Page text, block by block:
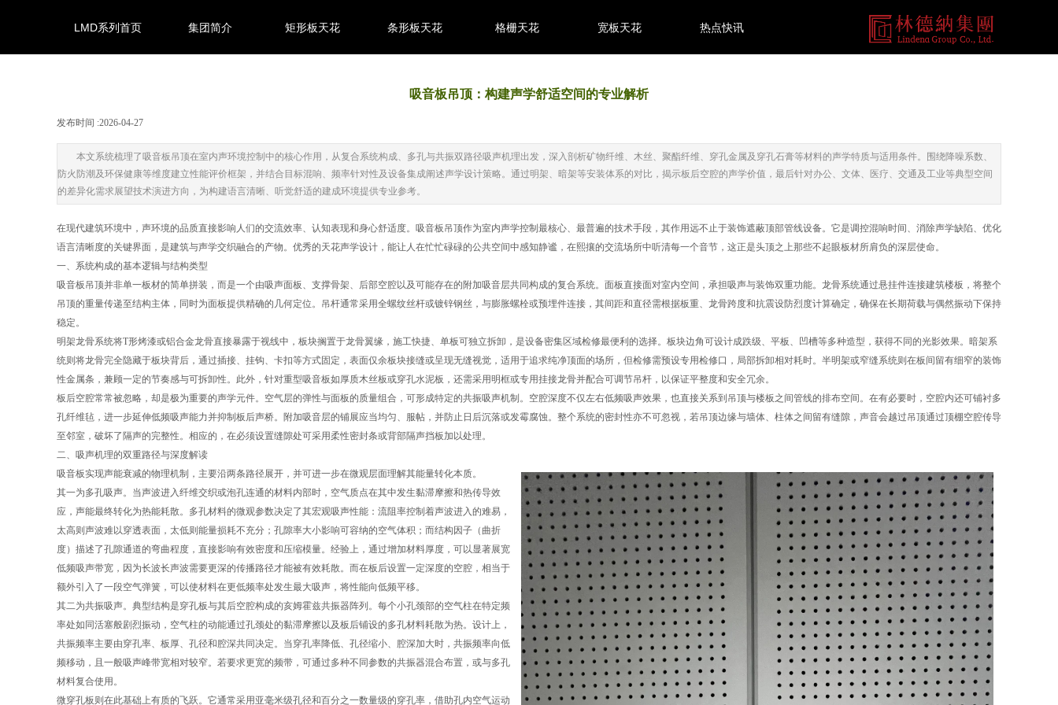
LMD系列首页 集团简介 矩形板天花 条形板天花 格栅天花 宽板天花 热点快讯
吸音板吊顶：构建声学舒适空间的专业解析
发布时间 :2026-04-27
本文系统梳理了吸音板吊顶在室内声环境控制中的核心作用，从复合系统构成、多孔与共振双路径吸声机理出发，深入剖析矿物纤维、木丝、聚酯纤维、穿孔金属及穿孔石膏等材料的声学特质与适用条件。围绕降噪系数、
防火防潮及环保健康等维度建立性能评价框架，并结合目标混响、频率针对性及设备集成阐述声学设计策略。通过明架、暗架等安装体系的对比，揭示板后空腔的声学价值，最后针对办公、文体、医疗、交通及工业等典型空间
的差异化需求展望技术演进方向，为构建语言清晰、听觉舒适的建成环境提供专业参考。
在现代建筑环境中，声环境的品质直接影响人们的交流效率、认知表现和身心舒适度。吸音板吊顶作为室内声学控制最核心、最普遍的技术手段，其作用远不止于装饰遮蔽顶部管线设备。它是调控混响时间、消除声学缺陷、优化
语言清晰度的关键界面，是建筑与声学交织融合的产物。优秀的天花声学设计，能让人在忙忙碌碌的公共空间中感知静谧，在熙攘的交流场所中听清每一个音节，这正是头顶之上那些不起眼板材所肩负的深层使命。
一、系统构成的基本逻辑与结构类型
吸音板吊顶并非单一板材的简单拼装，而是一个由吸声面板、支撑骨架、后部空腔以及可能存在的附加吸音层共同构成的复合系统。面板直接面对室内空间，承担吸声与装饰双重功能。龙骨系统通过悬挂件连接建筑楼板，将整个
吊顶的重量传递至结构主体，同时为面板提供精确的几何定位。吊杆通常采用全螺纹丝杆或镀锌钢丝，与膨胀螺栓或预埋件连接，其间距和直径需根据板重、龙骨跨度和抗震设防烈度计算确定，确保在长期荷载与偶然振动下保持
稳定。
明架龙骨系统将T形烤漆或铝合金龙骨直接暴露于视线中，板块搁置于龙骨翼缘，施工快捷、单板可独立拆卸，是设备密集区域检修最便利的选择。板块边角可设计成跌级、平板、凹槽等多种造型，获得不同的光影效果。暗架系
统则将龙骨完全隐藏于板块背后，通过插接、挂钩、卡扣等方式固定，表面仅余板块接缝或呈现无缝视觉，适用于追求纯净顶面的场所，但检修需预设专用检修口，局部拆卸相对耗时。半明架或窄缝系统则在板间留有细窄的装饰
性金属条，兼顾一定的节奏感与可拆卸性。此外，针对重型吸音板如厚质木丝板或穿孔水泥板，还需采用明框或专用挂接龙骨并配合可调节吊杆，以保证平整度和安全冗余。
板后空腔常常被忽略，却是极为重要的声学元件。空气层的弹性与面板的质量组合，可形成特定的共振吸声机制。空腔深度不仅左右低频吸声效果，也直接关系到吊顶与楼板之间管线的排布空间。在有必要时，空腔内还可铺衬多
孔纤维毡，进一步延伸低频吸声能力并抑制板后声桥。附加吸音层的铺展应当均匀、服帖，并防止日后沉落或发霉腐蚀。整个系统的密封性亦不可忽视，若吊顶边缘与墙体、柱体之间留有缝隙，声音会越过吊顶通过顶棚空腔传导
至邻室，破坏了隔声的完整性。相应的，在必须设置缝隙处可采用柔性密封条或背部隔声挡板加以处理。
二、吸声机理的双重路径与深度解读
吸音板实现声能衰减的物理机制，主要沿两条路径展开，并可进一步在微观层面理解其能量转化本质。
其一为多孔吸声。当声波进入纤维交织或泡孔连通的材料内部时，空气质点在其中发生黏滞摩擦和热传导效
应，声能最终转化为热能耗散。多孔材料的微观参数决定了其宏观吸声性能：流阻率控制着声波进入的难易，
太高则声波难以穿透表面，太低则能量损耗不充分；孔隙率大小影响可容纳的空气体积；而结构因子（曲折
度）描述了孔隙通道的弯曲程度，直接影响有效密度和压缩模量。经验上，通过增加材料厚度，可以显著展宽
低频吸声带宽，因为长波长声波需要更深的传播路径才能被有效耗散。而在板后设置一定深度的空腔，相当于
额外引入了一段空气弹簧，可以使材料在更低频率处发生最大吸声，将性能向低频平移。
其二为共振吸声。典型结构是穿孔板与其后空腔构成的亥姆霍兹共振器阵列。每个小孔颈部的空气柱在特定频
率处如同活塞般剧烈振动，空气柱的动能通过孔颈处的黏滞摩擦以及板后铺设的多孔材料耗散为热。设计上，
共振频率主要由穿孔率、板厚、孔径和腔深共同决定。当穿孔率降低、孔径缩小、腔深加大时，共振频率向低
频移动，且一般吸声峰带宽相对较窄。若要求更宽的频带，可通过多种不同参数的共振器混合布置，或与多孔
材料复合使用。
微穿孔板则在此基础上有质的飞跃。它通常采用亚毫米级孔径和百分之一数量级的穿孔率，借助孔内空气运动